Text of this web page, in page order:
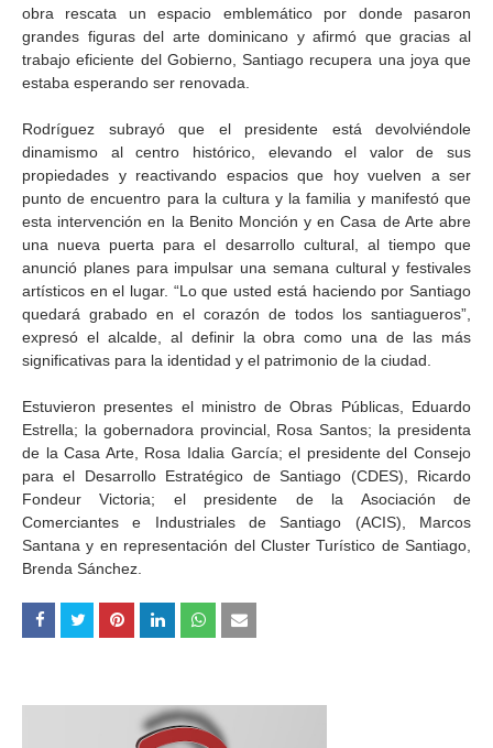
obra rescata un espacio emblemático por donde pasaron
grandes figuras del arte dominicano y afirmó que gracias al
trabajo eficiente del Gobierno, Santiago recupera una joya que
estaba esperando ser renovada.
Rodríguez subrayó que el presidente está devolviéndole
dinamismo al centro histórico, elevando el valor de sus
propiedades y reactivando espacios que hoy vuelven a ser
punto de encuentro para la cultura y la familia y manifestó que
esta intervención en la Benito Monción y en Casa de Arte abre
una nueva puerta para el desarrollo cultural, al tiempo que
anunció planes para impulsar una semana cultural y festivales
artísticos en el lugar. “Lo que usted está haciendo por Santiago
quedará grabado en el corazón de todos los santiagueros”,
expresó el alcalde, al definir la obra como una de las más
significativas para la identidad y el patrimonio de la ciudad.
Estuvieron presentes el ministro de Obras Públicas, Eduardo
Estrella; la gobernadora provincial, Rosa Santos; la presidenta
de la Casa Arte, Rosa Idalia García; el presidente del Consejo
para el Desarrollo Estratégico de Santiago (CDES), Ricardo
Fondeur Victoria; el presidente de la Asociación de
Comerciantes e Industriales de Santiago (ACIS), Marcos
Santana y en representación del Cluster Turístico de Santiago,
Brenda Sánchez.